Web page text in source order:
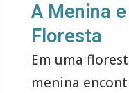
A Menina
Floresta
Em uma
menina